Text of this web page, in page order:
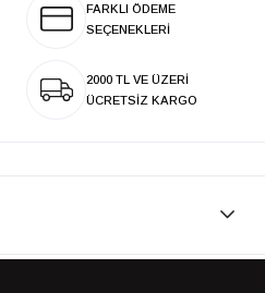
FARKLI ÖDEME
SEÇENEKLERİ
2000 TL VE ÜZERİ
ÜCRETSİZ KARGO